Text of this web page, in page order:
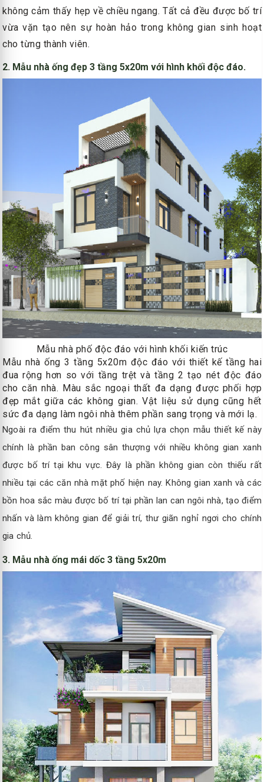
không cảm thấy hẹp về chiều ngang. Tất cả đều được bố trí
vừa vặn tạo nên sự hoàn hảo trong không gian sinh hoạt
cho từng thành viên.
2. Mẫu nhà ống đẹp 3 tầng 5x20m với hình khối độc đáo.
Mẫu nhà phố độc đáo với hình khối kiến trúc
Mẫu nhà ống 3 tầng 5x20m độc đáo với thiết kế tầng hai
đua rộng hơn so với tầng trệt và tầng 2 tạo nét độc đáo
cho căn nhà. Màu sắc ngoại thất đa dạng được phối hợp
đẹp mắt giữa các không gian. Vật liệu sử dụng cũng hết
sức đa dạng làm ngôi nhà thêm phần sang trọng và mới lạ.
Ngoài ra điểm thu hút nhiều gia chủ lựa chọn mẫu thiết kế này
chính là phần ban công sân thượng với nhiều không gian xanh
được bố trí tại khu vực. Đây là phần không gian còn thiếu rất
nhiều tại các căn nhà mặt phố hiện nay. Không gian xanh và các
bồn hoa sắc màu được bố trí tại phần lan can ngôi nhà, tạo điểm
nhấn và làm không gian để giải trí, thư giãn nghỉ ngơi cho chính
gia chủ.
3. Mẫu nhà ống mái dốc 3 tầng 5x20m